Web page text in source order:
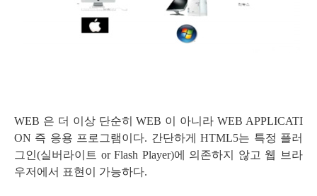
WEB 은 더 이상 단순히 WEB 이 아니라 WEB APPLICATI
ON 즉 응용 프로그램이다. 간단하게 HTML5는 특정 플러
그인(실버라이트 or Flash Player)에 의존하지 않고 웹 브라
우저에서 표현이 가능하다.